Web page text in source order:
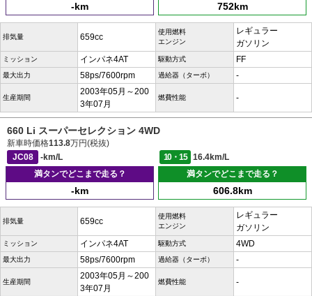
-km 752km
排気量 659cc
使用燃料
エンジン
レギュラー
ガソリン
ミッション インパネ4AT 駆動方式 FF
最大出力 58ps/7600rpm 過給器（ターボ） -
生産期間
2003年05月～200
3年07月
燃費性能 -
660 Li スーパーセレクション 4WD
新車時価格113.8万円(税抜)
JC08
-km/L 10・15
16.4km/L
満タンでどこまで走る？
-km
満タンでどこまで走る？
606.8km
排気量 659cc
使用燃料
エンジン
レギュラー
ガソリン
ミッション インパネ4AT 駆動方式 4WD
最大出力 58ps/7600rpm 過給器（ターボ） -
生産期間
2003年05月～200
3年07月
燃費性能 -